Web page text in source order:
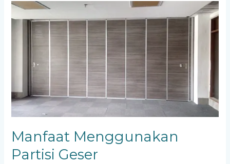
Manfaat Menggunakan
Partisi Geser
Manfaat
Menggunakan
Partisi